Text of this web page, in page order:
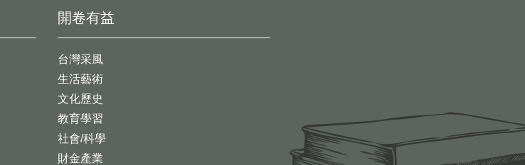
開卷有益
台灣采風
生活藝術
文化歷史
教育學習
社會/科學
財金產業